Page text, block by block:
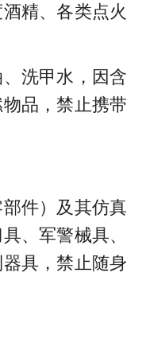
精、各类点火
洗甲水，因含
品，禁止携带
件）及其仿真
、军警械具、
具，禁止随身